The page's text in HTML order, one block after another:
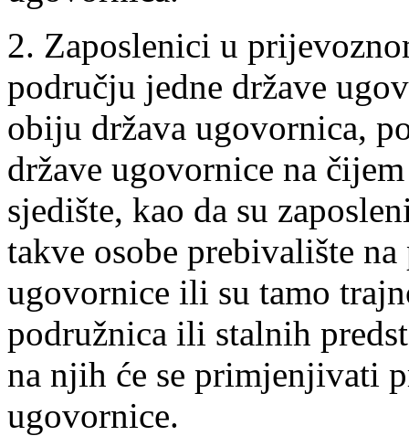
2. Zaposlenici u
području jedne države
obiju država ugovornica,
države ugovornice na
sjedište, kao da su
takve osobe prebivalište
ugovornice ili su tamo
podružnica ili stalnih
na njih će se primjenjivati
ugovornice.